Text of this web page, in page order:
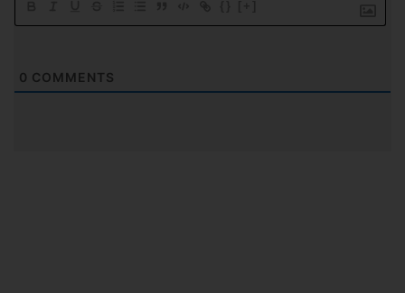
0 COMMENTS